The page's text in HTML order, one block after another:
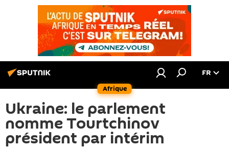
Afrique
FR
Ukraine: le parlement
nomme Tourtchinov
président par intérim